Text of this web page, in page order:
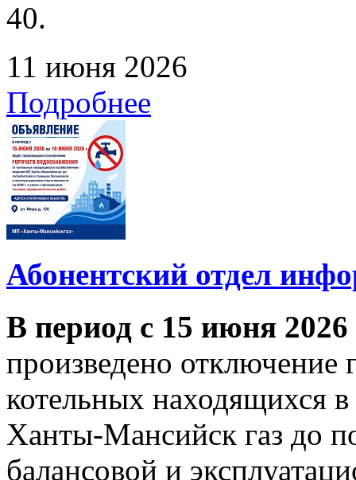
40.
11 июня 2026
Подробнее
Абонентский отдел
В период с 15 июня
произведено отключение
котельных находящихся
Ханты-Мансийск газ до
балансовой и